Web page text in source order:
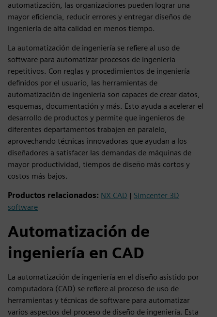
automatización, las organizaciones pueden lograr una
mayor eficiencia, reducir errores y entregar diseños de
ingeniería de alta calidad en menos tiempo.
La automatización de ingeniería se refiere al uso de
software para automatizar procesos de ingeniería
repetitivos. Con reglas y procedimientos de ingeniería
definidos por el usuario, las herramientas de
automatización de ingeniería son capaces de crear datos,
esquemas, documentación y más. Esto ayuda a acelerar el
desarrollo de productos y permite que ingenieros de
diferentes departamentos trabajen en paralelo,
aprovechando técnicas innovadoras que ayudan a los
diseñadores a satisfacer las demandas de máquinas de
mayor productividad, tiempos de diseño más cortos y
costos más bajos.
Productos relacionados: NX CAD | Simcenter 3D
software
Automatización de
ingeniería en CAD
La automatización de ingeniería en el diseño asistido por
computadora (CAD) se refiere al proceso de uso de
herramientas y técnicas de software para automatizar
varios aspectos del proceso de diseño de ingeniería. Esta